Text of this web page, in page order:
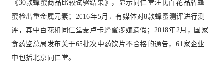
《30款蜂蜜商品比较试验结果》，显示同仁堂汪氏百花品牌蜂
蜜检出重金属元素；2016年5月，有媒体对8款蜂蜜测评进行测
评，其中百花和同仁堂麦卢卡蜂蜜涉嫌造假；2018年2月，国家
食药监总局发布关于65批次中药饮片不合格的通告，61家企业
中包括北京同仁堂。